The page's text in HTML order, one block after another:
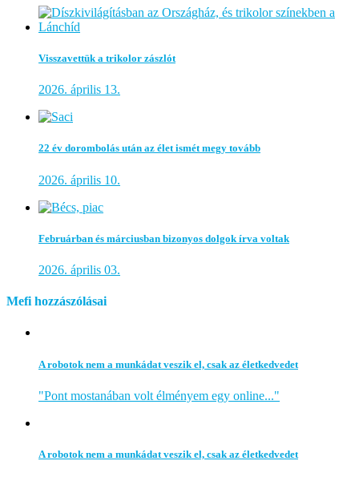
Visszavettük a trikolor zászlót
2026. április 13.
22 év dorombolás után az élet ismét megy tovább
2026. április 10.
Februárban és márciusban bizonyos dolgok írva voltak
2026. április 03.
Mefi hozzászólásai
A robotok nem a munkádat veszik el, csak az életkedvedet
"Pont mostanában volt élményem egy online..."
A robotok nem a munkádat veszik el, csak az életkedvedet